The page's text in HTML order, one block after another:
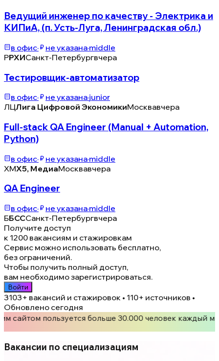
Ведущий инженер по качеству - Электрика и
КИПиА, (п. Усть-Луга, Ленинградская обл.)
в офис· не указана·middle
РРХИСанкт-Петербургвчера
Тестировщик-автоматизатор
в офис· не указана·junior
ЛЦЛига Цифровой ЭкономикиМосквавчера
Full-stack QA Engineer (Manual + Automation,
Python)
в офис· не указана·middle
XМX5, МедиаМосквавчера
QA Engineer
в офис· не указана·middle
ББСССанкт-Петербургвчера
Получите доступ
к 1200 вакансиям и стажировкам
Сервис можно использовать бесплатно,
без ограничений.
Чтобы получить полный доступ,
вам необходимо зарегистрироваться.
Войти
3103+ вакансий и стажировок • 110+ источников •
Обновлено сегодня
сайтом пользуется больше 30.000 человек каждый
Вакансии по специализациям